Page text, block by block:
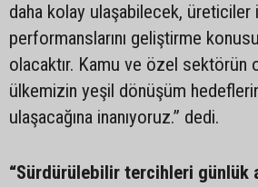
daha kolay ulaşabilecek,
performanslarını geliştirme
olacaktır. Kamu ve özel sektörün
ülkemizin yeşil dönüşüm
ulaşacağına inanıyoruz.” dedi.
“Sürdürülebilir tercihleri günlük